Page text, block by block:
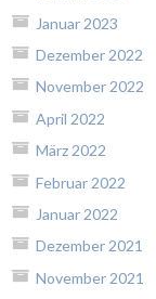
Januar 2023
Dezember 2022
November 2022
April 2022
März 2022
Februar 2022
Januar 2022
Dezember 2021
November 2021